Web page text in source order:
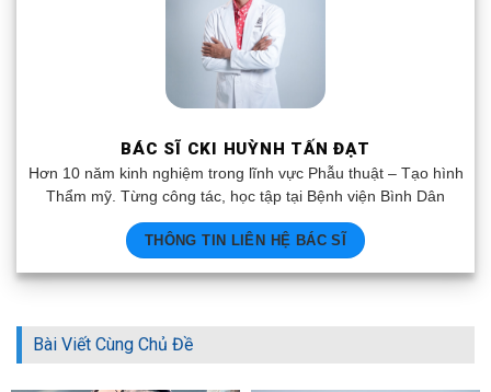
BÁC SĨ CKI HUỲNH TẤN ĐẠT
Hơn 10 năm kinh nghiệm trong lĩnh vực Phẫu thuật – Tạo hình
Thẩm mỹ. Từng công tác, học tập tại Bệnh viện Bình Dân
THÔNG TIN LIÊN HỆ BÁC SĨ
Bài Viết Cùng Chủ Đề